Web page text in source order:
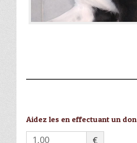
Aidez les en effectuant un don
€